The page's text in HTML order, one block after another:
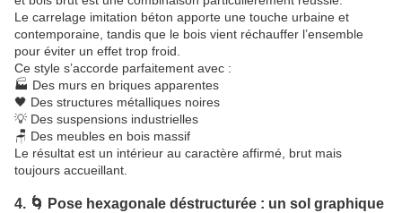
Le carrelage imitation béton apporte une touche urbaine et
contemporaine, tandis que le bois vient réchauffer l’ensemble
pour éviter un effet trop froid.
Ce style s’accorde parfaitement avec :
🏭 Des murs en briques apparentes
🖤 Des structures métalliques noires
💡 Des suspensions industrielles
🪑 Des meubles en bois massif
Le résultat est un intérieur au caractère affirmé, brut mais
toujours accueillant.
4. 🌀 Pose hexagonale déstructurée : un sol graphique